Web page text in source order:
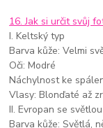
16. Jak si určit svůj
I. Keltský typ
Barva kůže: Velmi
Oči: Modré
Náchylnost ke
Vlasy: Blonďaté až
II. Evropan se
Barva kůže: Světlá,